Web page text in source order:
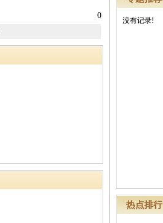
没有记录!
热点排行
0